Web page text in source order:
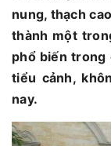
nung, thạch
thành một
phổ biến trong
tiểu cảnh,
nay.